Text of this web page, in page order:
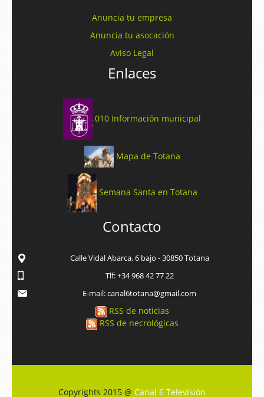
Anuncia tu empresa
Anuncia tu asocación
Aviso Legal
Enlaces
010 Información municipal
Mapa de Totana
Semana Santa en Totana
Contacto
Calle Vidal Abarca, 6 bajo - 30850 Totana
Tlf: +34 968 42 77 22
E-mail: canal6totana@gmail.com
RSS de noticias
RSS de necrológicas
Copyrights 2015 @ Canal 6 Televisión